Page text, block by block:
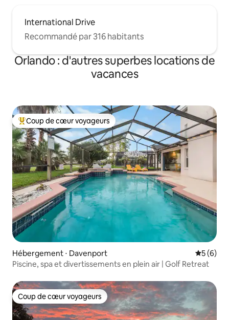
International Drive
Recommandé par 316 habitants
Orlando : d'autres superbes locations de
vacances
Coups de cœur voyageurs les plus appréciés
Coup de cœur voyageurs
Hébergement ⋅ Davenport
5 (6)
Piscine, spa et divertissements en plein air | Golf Retreat
Coup de cœur voyageurs
Coup de cœur voyageurs